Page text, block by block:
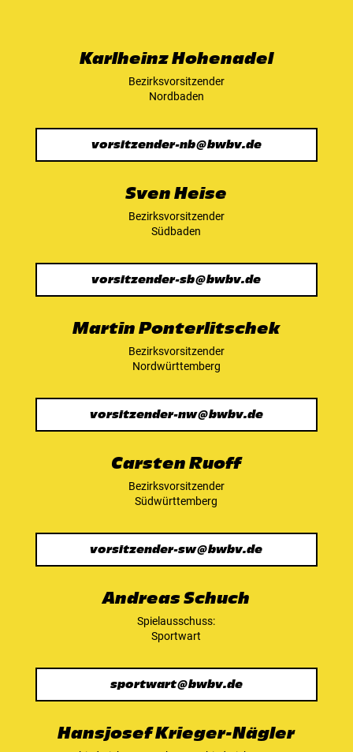
Karlheinz Hohenadel
Bezirksvorsitzender
Nordbaden
vorsitzender-nb@bwbv.de
Sven Heise
Bezirksvorsitzender
Südbaden
vorsitzender-sb@bwbv.de
Martin Ponterlitschek
Bezirksvorsitzender
Nordwürttemberg
vorsitzender-nw@bwbv.de
Carsten Ruoff
Bezirksvorsitzender
Südwürttemberg
vorsitzender-sw@bwbv.de
Andreas Schuch
Spielausschuss:
Sportwart
sportwart@bwbv.de
Hansjosef Krieger-Nägler